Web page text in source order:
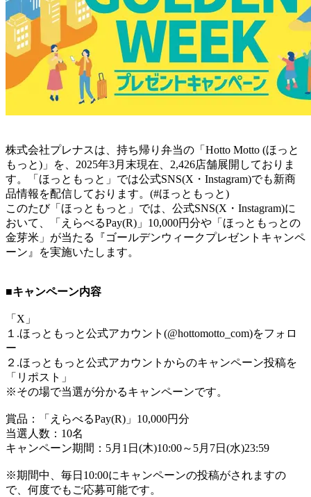
株式会社プレナスは、持ち帰り弁当の「Hotto Motto (ほっと
もっと)」を、2025年3月末現在、2,426店舗展開しておりま
す。「ほっともっと」では公式SNS(X・Instagram)でも新商
品情報を配信しております。(#ほっともっと)
このたび「ほっともっと」では、公式SNS(X・Instagram)に
おいて、「えらべるPay(R)」10,000円分や「ほっともっとの
金芽米」が当たる『ゴールデンウィークプレゼントキャンペ
ーン』を実施いたします。
■キャンペーン内容
「X」
１.ほっともっと公式アカウント(@hottomotto_com)をフォロ
ー
２.ほっともっと公式アカウントからのキャンペーン投稿を
「リポスト」
※その場で当選が分かるキャンペーンです。
賞品：「えらべるPay(R)」10,000円分
当選人数：10名
キャンペーン期間：5月1日(木)10:00～5月7日(水)23:59
※期間中、毎日10:00にキャンペーンの投稿がされますの
で、何度でもご応募可能です。